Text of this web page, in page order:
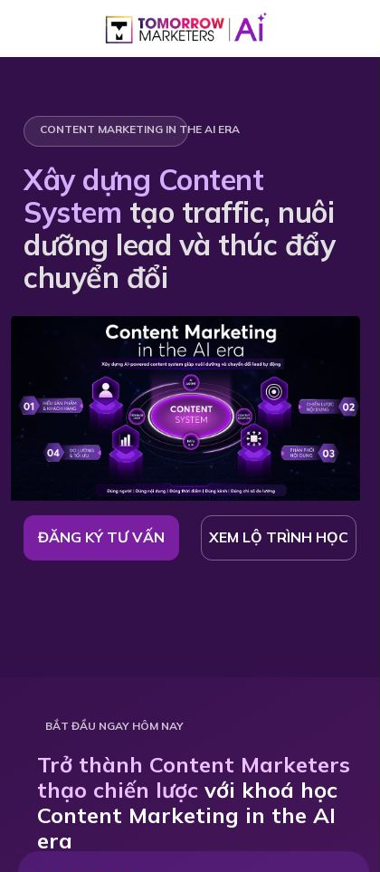
ĐĂNG KÝ TƯ VẤN XEM LỘ TRÌNH HỌC
CONTENT MARKETING IN THE AI ERA
Xây dựng Content
System tạo traffic, nuôi
dưỡng lead và thúc đẩy
chuyển đổi
BẮT ĐẦU NGAY HÔM NAY
Trở thành Content Marketers
thạo chiến lược với khoá học
Content Marketing in the AI
era